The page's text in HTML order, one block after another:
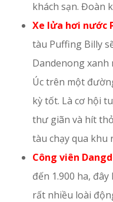
khách sạn. Đoàn
Xe lửa hơi nước
tàu Puffing Billy
Dandenong xanh
Úc trên một
kỳ tốt. Là cơ hội
thư giãn và hít
tàu chạy qua khu
Công viên
đến 1.900 ha,
rất nhiều loài